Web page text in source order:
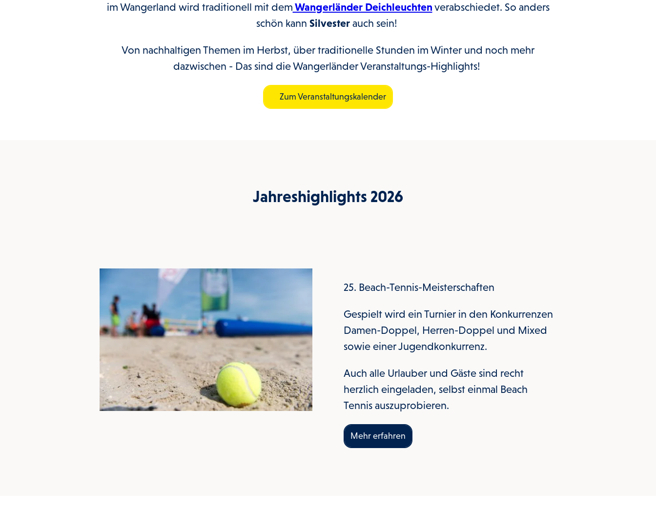
im Wangerland wird traditionell mit dem Wangerländer Deichleuchten verabschiedet. So anders
schön kann Silvester auch sein!
Von nachhaltigen Themen im Herbst, über traditionelle Stunden im Winter und noch mehr
dazwischen - Das sind die Wangerländer Veranstaltungs-Highlights!
Zum Veranstaltungskalender
Jahreshighlights 2026
Tennisball am Strand
25. Beach-Tennis-Meisterschaften
Gespielt wird ein Turnier in den Konkurrenzen
Damen-Doppel, Herren-Doppel und Mixed
sowie einer Jugendkonkurrenz.
Auch alle Urlauber und Gäste sind recht
herzlich eingeladen, selbst einmal Beach
Tennis auszuprobieren.
Mehr erfahren